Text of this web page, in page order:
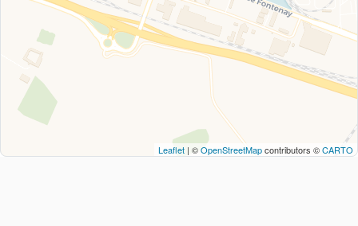
Leaflet | ©OpenStreetMapcontributors ©CARTO